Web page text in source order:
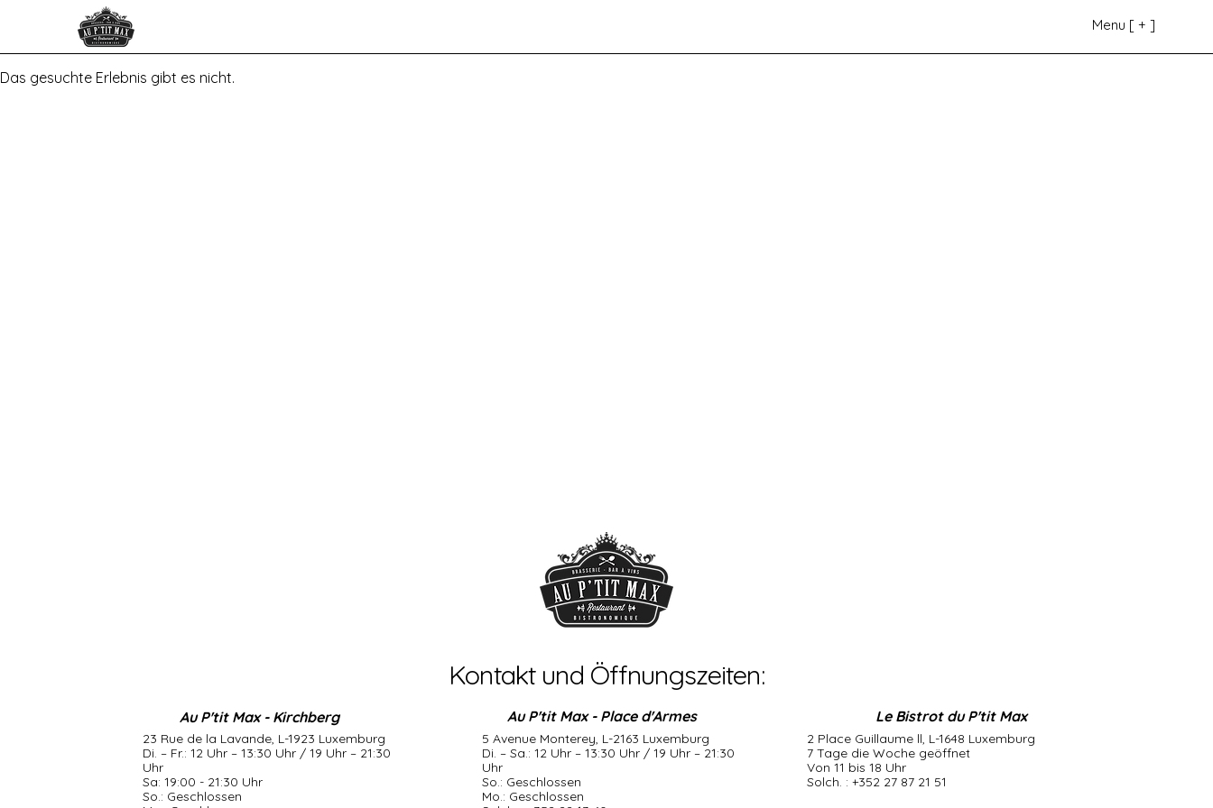
Menu [ + ]
Das gesuchte Erlebnis gibt es nicht.
Kontakt und Öffnungszeiten:
Au P'tit Max - Kirchberg
23 Rue de la Lavande, L-1923 Luxemburg
Di. – Fr.: 12 Uhr – 13:30 Uhr / 19 Uhr – 21:30
Uhr
Sa: 19:00 - 21:30 Uhr
So.: Geschlossen
Au P'tit Max - Place d'Armes
5 Avenue Monterey, L-2163 Luxemburg
Di. – Sa.: 12 Uhr – 13:30 Uhr / 19 Uhr – 21:30
Uhr
So.: Geschlossen
Mo.: Geschlossen
Le Bistrot du P'tit Max
2 Place Guillaume ll, L-1648 Luxemburg
7 Tage die Woche geöffnet
Von 11 bis 18 Uhr
Solch. : +352 27 87 21 51